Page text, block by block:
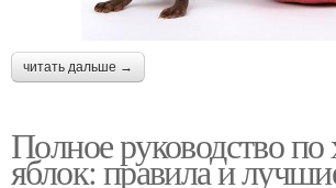
читать дальше →
Полное руководство
яблок: правила и